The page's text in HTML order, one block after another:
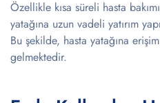
Özellikle kısa süreli hasta
yatağına uzun vadeli yatırım
Bu şekilde, hasta yatağına
gelmektedir.